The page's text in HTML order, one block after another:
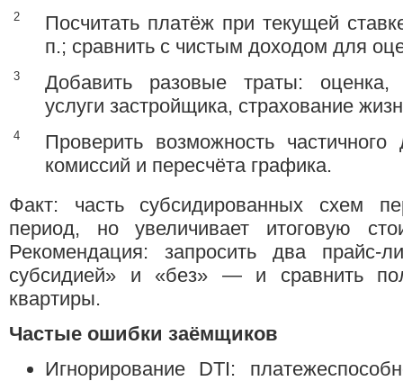
Посчитать платёж при текущей
п.; сравнить с чистым доходом для
Добавить разовые траты: оценка,
услуги застройщика, страхование
Проверить возможность
комиссий и пересчёта графика.
Факт: часть субсидированных схем
период, но увеличивает итоговую
Рекомендация: запросить два
субсидией» и «без» — и сравнить
квартиры.
Частые ошибки заёмщиков
Игнорирование DTI: